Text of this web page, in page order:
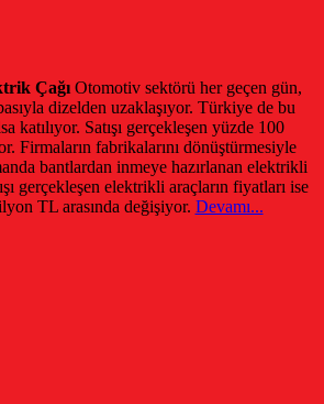
Çağı Otomotiv sektörü her geçen gün,
dizelden uzaklaşıyor. Türkiye de bu
katılıyor. Satışı gerçekleşen yüzde 100
Firmaların fabrikalarını dönüştürmesiyle
bantlardan inmeye hazırlanan elektrikli
gerçekleşen elektrikli araçların fiyatları ise
TL arasında değişiyor. Devamı...